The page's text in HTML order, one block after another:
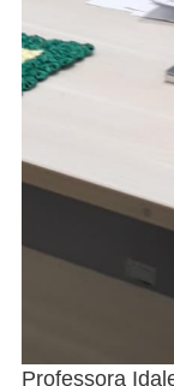
Professora